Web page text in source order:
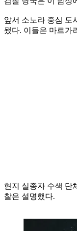
앞서 소노라 중심 도
됐다. 이들은 마르가
현지 실종자 수색 단
찰은 설명했다.